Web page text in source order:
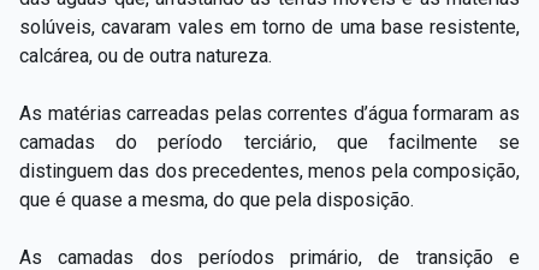
solúveis, cavaram vales em torno de uma base resistente,
calcárea, ou de outra natureza.
As matérias carreadas pelas correntes d’água formaram as
camadas do período terciário, que facilmente se
distinguem das dos precedentes, menos pela composição,
que é quase a mesma, do que pela disposição.
As camadas dos períodos primário, de transição e